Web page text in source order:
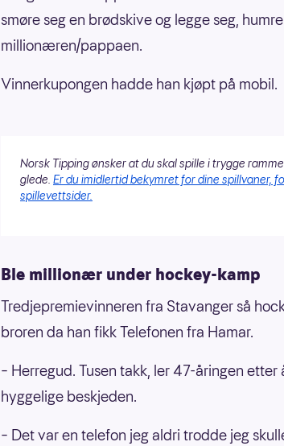
smøre seg en brødskive og legge seg,
millionæren/pappaen.
Vinnerkupongen hadde han kjøpt på mobil.
Norsk Tipping ønsker at du skal spille i trygge
glede. Er du imidlertid bekymret for dine spillvaner,
spillevettsider.
Ble millionær under hockey-kamp
Tredjepremievinneren fra Stavanger så
broren da han fikk Telefonen fra Hamar.
– Herregud. Tusen takk, ler 47-åringen
hyggelige beskjeden.
– Det var en telefon jeg aldri trodde jeg